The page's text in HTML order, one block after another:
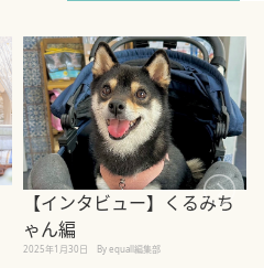
【インタビュー】くるみち
ゃん編
2025年1月30日 By equall編集部